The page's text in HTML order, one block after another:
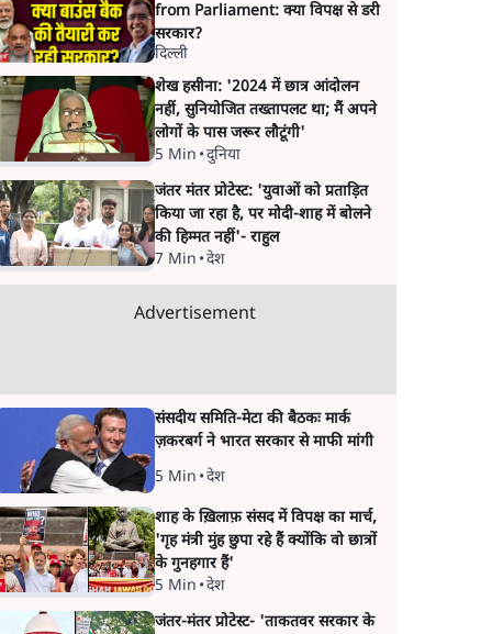
from Parliament: क्या विपक्ष से डरी
सरकार?
दिल्ली
शेख हसीना: '2024 में छात्र आंदोलन
नहीं, सुनियोजित तख्तापलट था; मैं अपने
लोगों के पास जरूर लौटूंगी'
5 Min •दुनिया
जंतर मंतर प्रोटेस्ट: 'युवाओं को प्रताड़ित
किया जा रहा है, पर मोदी-शाह में बोलने
की हिम्मत नहीं'- राहुल
7 Min •देश
Advertisement
संसदीय समिति-मेटा की बैठकः मार्क
ज़करबर्ग ने भारत सरकार से माफी मांगी
5 Min •देश
शाह के ख़िलाफ़ संसद में विपक्ष का मार्च,
'गृह मंत्री मुंह छुपा रहे हैं क्योंकि वो छात्रों
के गुनहगार हैं'
5 Min •देश
जंतर-मंतर प्रोटेस्ट- 'ताकतवर सरकार के